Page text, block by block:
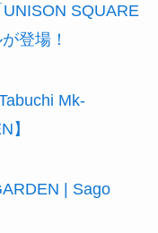
UNISON SQUARE
登場！
Mk-
】
| Sago